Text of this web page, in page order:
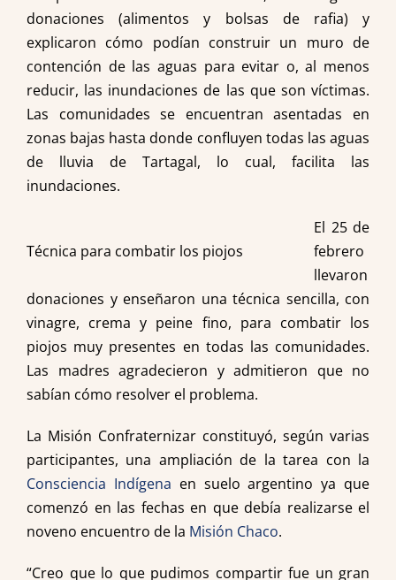
donaciones (alimentos y bolsas de rafia) y
explicaron cómo podían construir un muro de
contención de las aguas para evitar o, al menos
reducir, las inundaciones de las que son víctimas.
Las comunidades se encuentran asentadas en
zonas bajas hasta donde confluyen todas las aguas
de lluvia de Tartagal, lo cual, facilita las
inundaciones.
Técnica para combatir los piojos
El 25 de
febrero
llevaron
donaciones y enseñaron una técnica sencilla, con
vinagre, crema y peine fino, para combatir los
piojos muy presentes en todas las comunidades.
Las madres agradecieron y admitieron que no
sabían cómo resolver el problema.
La Misión Confraternizar constituyó, según varias
participantes, una ampliación de la tarea con la
Consciencia Indígena en suelo argentino ya que
comenzó en las fechas en que debía realizarse el
noveno encuentro de la Misión Chaco.
“Creo que lo que pudimos compartir fue un gran